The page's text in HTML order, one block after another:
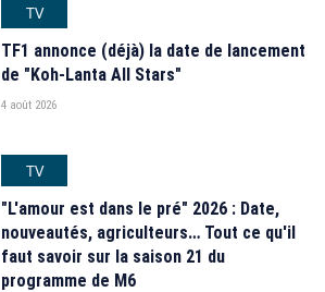
TV
TF1 annonce (déjà) la date de lancement
de "Koh-Lanta All Stars"
4 août 2026
TV
"L'amour est dans le pré" 2026 : Date,
nouveautés, agriculteurs… Tout ce qu'il
faut savoir sur la saison 21 du
programme de M6